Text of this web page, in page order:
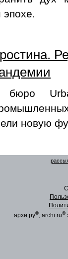
бюро
новую
архи.ру®, archi.ru®